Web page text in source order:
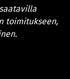
toimitukseen,